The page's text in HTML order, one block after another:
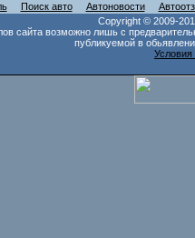
Поиск авто Автоновости
Copyright © 2009-
сайта возможно лишь с
публикуемой в
Условия